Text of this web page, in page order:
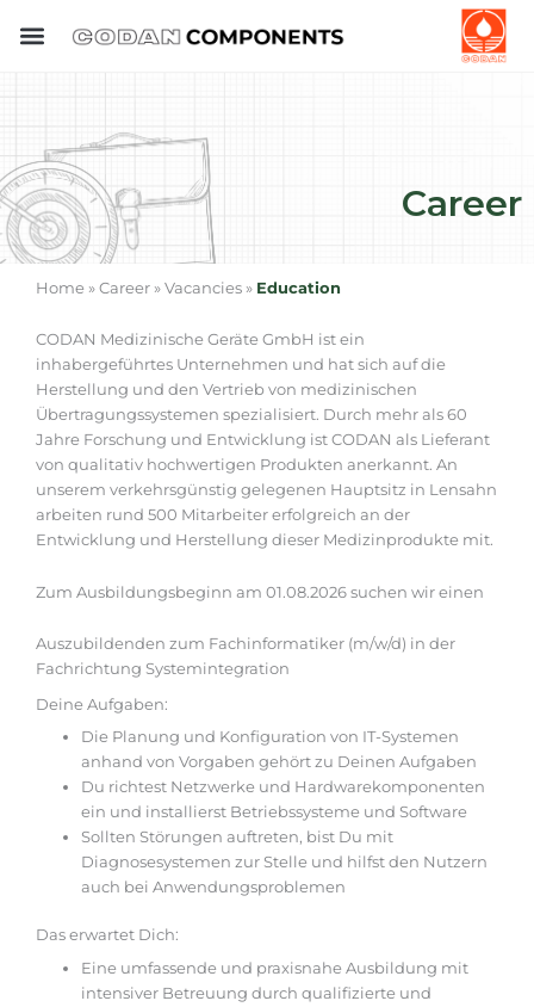
Career
Home » Career » Vacancies » Education
CODAN Medizinische Geräte GmbH ist ein
inhabergeführtes Unternehmen und hat sich auf die
Herstellung und den Vertrieb von medizinischen
Übertragungssystemen spezialisiert. Durch mehr als 60
Jahre Forschung und Entwicklung ist CODAN als Lieferant
von qualitativ hochwertigen Produkten anerkannt. An
unserem verkehrsgünstig gelegenen Hauptsitz in Lensahn
arbeiten rund 500 Mitarbeiter erfolgreich an der
Entwicklung und Herstellung dieser Medizinprodukte mit.
Zum Ausbildungsbeginn am 01.08.2026 suchen wir einen
Auszubildenden zum Fachinformatiker (m/w/d) in der
Fachrichtung Systemintegration
Deine Aufgaben:
Die Planung und Konfiguration von IT-Systemen
anhand von Vorgaben gehört zu Deinen Aufgaben
Du richtest Netzwerke und Hardwarekomponenten
ein und installierst Betriebssysteme und Software
Sollten Störungen auftreten, bist Du mit
Diagnosesystemen zur Stelle und hilfst den Nutzern
auch bei Anwendungsproblemen
Das erwartet Dich:
Eine umfassende und praxisnahe ­Ausbildung mit
intensiver Betreuung durch qualifizierte und